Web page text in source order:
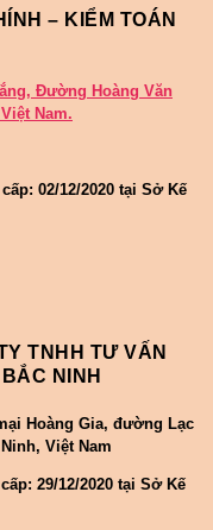
– KIỂM TOÁN
Đường Hoàng Văn
Nam.
02/12/2020 tại Sở Kế
TNHH TƯ VẤN
NINH
Hoàng Gia, đường Lạc
Việt Nam
29/12/2020 tại Sở Kế